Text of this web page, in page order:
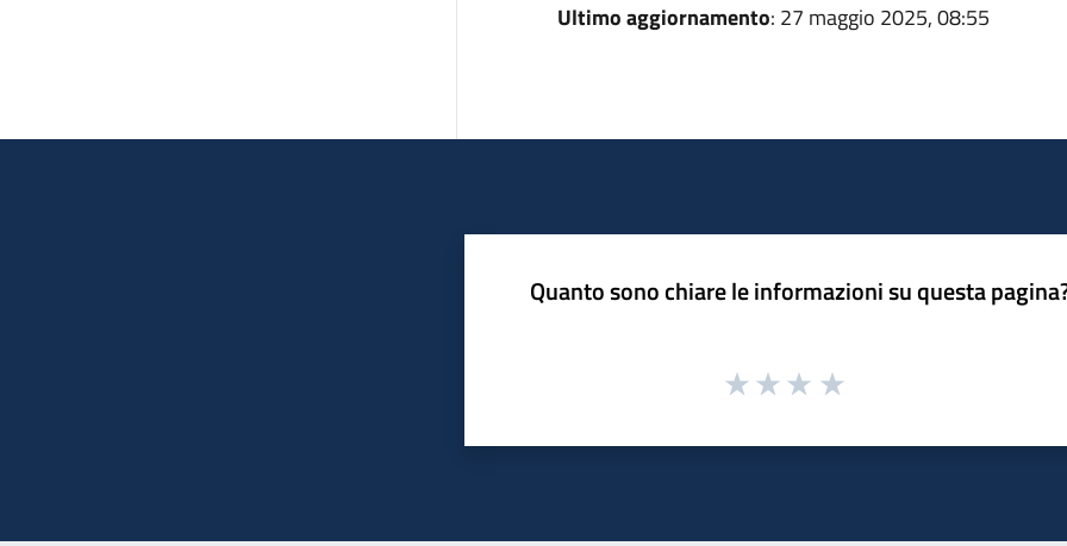
Ultimo aggiornamento: 27 maggio 2025, 08:55
Quanto sono chiare le informazioni su questa